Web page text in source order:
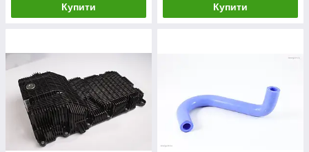
Купити Купити